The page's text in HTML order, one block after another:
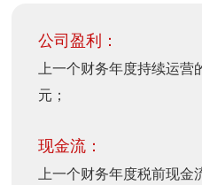
公司盈利：
上一个财务年度持续运
元；
现金流：
上一个财务年度税前现